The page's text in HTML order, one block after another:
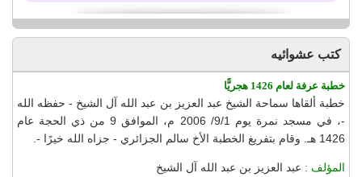
كتب عشوائيه
خطبة عرفة لعام 1426 هجريًّا
خطبة ألقاها سماحة الشيخ عبد العزيز بن عبد الله آل الشيخ - حفظه الله
-، في مسجد نمرة يوم 9/1/ 2006 م، الموافق 9 من ذي الحجة عام
1426 هـ. وقام بتفريغ الخطبة الأخ سالم الجزائري - جزاه الله خيرًا -.
المؤلف : عبد العزيز بن عبد الله آل الشيخ